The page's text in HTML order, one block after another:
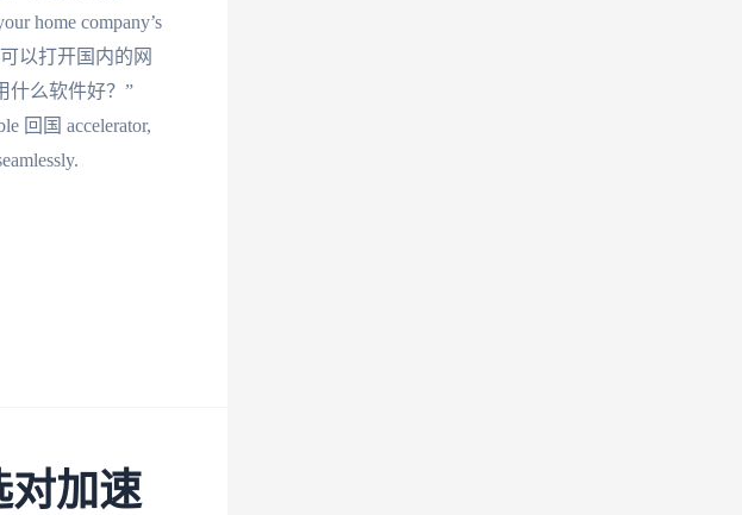
home company’s
可以打开国内的网
什么软件好？”
回国 accelerator,
对加速